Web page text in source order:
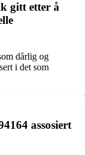
gitt etter å
dårlig og
i det som
assosiert